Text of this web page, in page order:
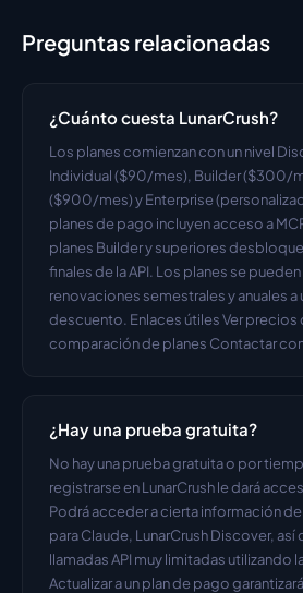
Preguntas relacionadas
¿Cuánto cuesta LunarCrush?
Los planes comienzan con un nivel
Individual ($90/mes), Builder ($300/
($900/mes) y Enterprise
planes de pago incluyen acceso a
planes Builder y superiores
finales de la API. Los planes se
renovaciones semestrales y anuales
descuento. Enlaces útiles Ver
comparación de planes Contactar
¿Hay una prueba gratuita?
No hay una prueba gratuita o por
registrarse en LunarCrush le dará
Podrá acceder a cierta información
para Claude, LunarCrush Discover, así
llamadas API muy limitadas utilizando
Actualizar a un plan de pago